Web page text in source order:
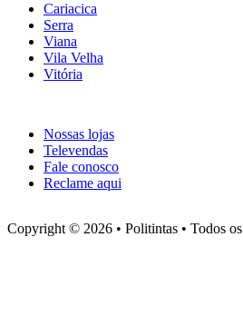
Cariacica
Serra
Viana
Vila Velha
Vitória
Nossas lojas
Televendas
Fale conosco
Reclame aqui
Copyright © 2026 • Politintas • Todos